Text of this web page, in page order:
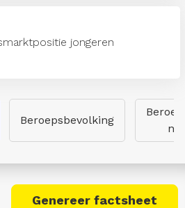
jongeren
Beroepsbevolking
Genereer factsheet